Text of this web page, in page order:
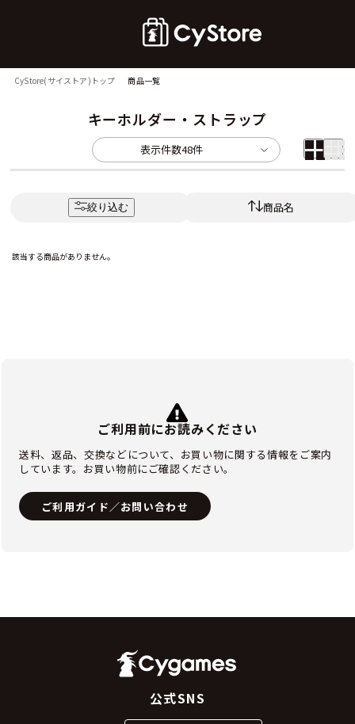
CyStore(サイストア)トップ 商品一覧
キーホルダー・ストラップ
表示件数48件
絞り込む 商品名
該当する商品がありません。
ご利用前にお読みください
送料、返品、交換などについて、お買い物に関する情報をご案内
しています。お買い物前にご確認ください。
ご利用ガイド／お問い合わせ
公式SNS